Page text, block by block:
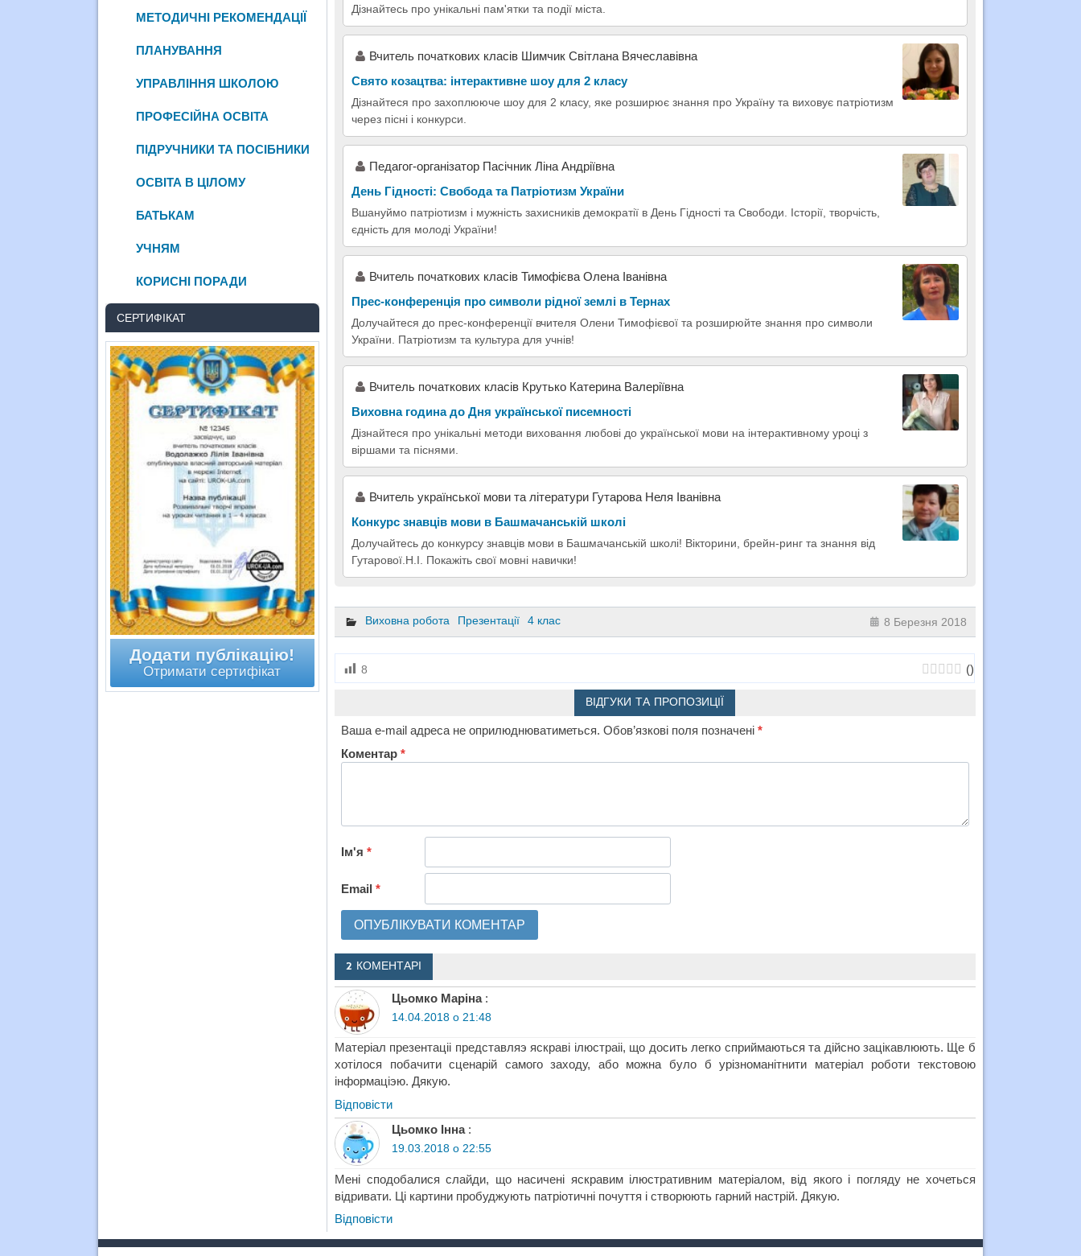
Дізнайтесь про унікальні пам'ятки та події міста.
Вчитель початкових класів Шимчик Світлана Вячеславівна
Свято козацтва: інтерактивне шоу для 2 класу
Дізнайтеся про захоплююче шоу для 2 класу, яке розширює знання про Україну та виховує патріотизм
через пісні і конкурси.
Педагог-організатор Пасічник Ліна Андріївна
День Гідності: Свобода та Патріотизм України
Вшануймо патріотизм і мужність захисників демократії в День Гідності та Свободи. Історії, творчість,
єдність для молоді України!
Вчитель початкових класів Тимофієва Олена Іванівна
Прес-конференція про символи рідної землі в Тернах
Долучайтеся до прес-конференції вчителя Олени Тимофієвої та розширюйте знання про символи
України. Патріотизм та культура для учнів!
Вчитeль початкових класів Крутько Катeрина Валeріївна
Виховна година до Дня української писемності
Дізнайтеся про унікальні методи виховання любові до української мови на інтерактивному уроці з
віршами та піснями.
Вчитель української мови та літератури Гутарова Неля Іванівна
Конкурс знавців мови в Башмачанській школі
Долучайтесь до конкурсу знавців мови в Башмачанській школі! Вікторини, брейн-ринг та знання від
Гутарової.Н.І. Покажіть свої мовні навички!
Виховна робота Презентації 4 клас 8 Березня 2018
8 ()
ВІДГУКИ ТА ПРОПОЗИЦІЇ
Ваша e-mail адреса не оприлюднюватиметься. Обов’язкові поля позначені *
Коментар *
Ім'я *
Email *
2 КОМЕНТАРІ
Цьомко Маріна :
14.04.2018 о 21:48
Матеріал презентаціі представляэ яскраві ілюстраіі, що досить легко сприймаються та дійсно зацікавлюють. Ще б
хотілося побачити сценарій самого заходу, або можна було б урізноманітнити матеріал роботи текстовою
інформаціэю. Дякую.
Відповіcти
Цьомко Інна :
19.03.2018 о 22:55
Мені сподобалися слайди, що насичені яскравим ілюстративним матеріалом, від якого і погляду не хочеться
відривати. Ці картини пробуджують патріотичні почуття і створюють гарний настрій. Дякую.
Відповіcти
МЕТОДИЧНІ РЕКОМЕНДАЦІЇ
ПЛАНУВАННЯ
УПРАВЛІННЯ ШКОЛОЮ
ПРОФЕСІЙНА ОСВІТА
ПІДРУЧНИКИ ТА ПОСІБНИКИ
ОСВІТА В ЦІЛОМУ
БАТЬКАМ
УЧНЯМ
КОРИСНІ ПОРАДИ
СЕРТИФІКАТ
Додати публікацію!
Отримати сертифікат